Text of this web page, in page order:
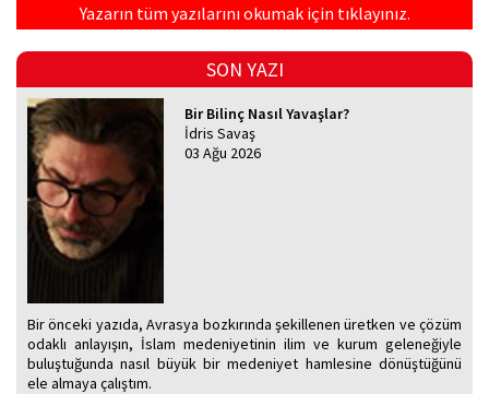
Yazarın tüm yazılarını okumak için tıklayınız.
SON YAZI
Bir Bilinç Nasıl Yavaşlar?
İdris Savaş
03 Ağu 2026
Bir önceki yazıda, Avrasya bozkırında şekillenen üretken ve çözüm
odaklı anlayışın, İslam medeniyetinin ilim ve kurum geleneğiyle
buluştuğunda nasıl büyük bir medeniyet hamlesine dönüştüğünü
ele almaya çalıştım.